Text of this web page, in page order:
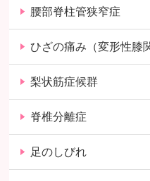
腰部脊柱管狭窄症
ひざの痛み（変形性膝
梨状筋症候群
脊椎分離症
足のしびれ